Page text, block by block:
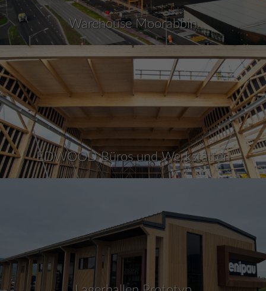
Warehouse Moorabbin
EDWOOD Büros und Werkstätten